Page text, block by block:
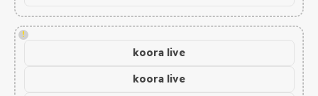
!
koora live
koora live